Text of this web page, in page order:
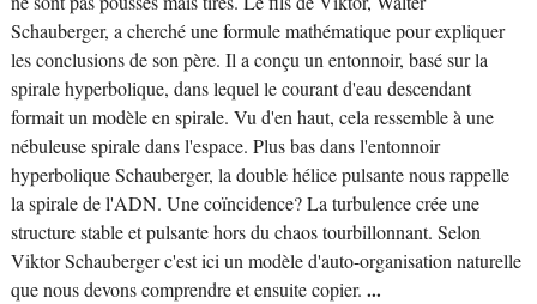
Schauberger, a cherché une formule mathématique pour expliquer
les conclusions de son père. Il a conçu un entonnoir, basé sur la
spirale hyperbolique, dans lequel le courant d'eau descendant
formait un modèle en spirale. Vu d'en haut, cela ressemble à une
nébuleuse spirale dans l'espace. Plus bas dans l'entonnoir
hyperbolique Schauberger, la double hélice pulsante nous rappelle
la spirale de l'ADN. Une coïncidence? La turbulence crée une
structure stable et pulsante hors du chaos tourbillonnant. Selon
Viktor Schauberger c'est ici un modèle d'auto-organisation naturelle
que nous devons comprendre et ensuite copier. ...